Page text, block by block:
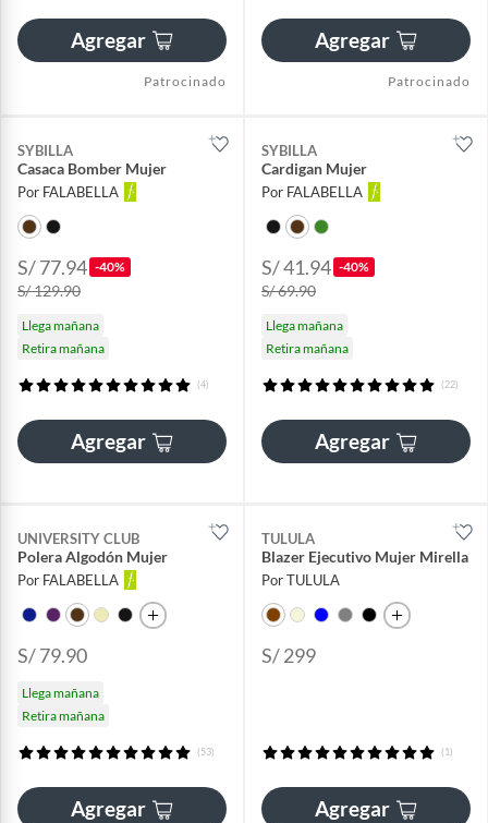
Agregar
Patrocinado
Agregar
Patrocinado
SYBILLA
Casaca Bomber Mujer
Por FALABELLA
S/ 77.94 -40%
S/ 129.90
Llega mañana
Retira mañana
(4)
Agregar
SYBILLA
Cardigan Mujer
Por FALABELLA
S/ 41.94 -40%
S/ 69.90
Llega mañana
Retira mañana
(22)
Agregar
UNIVERSITY CLUB
Polera Algodón Mujer
Por FALABELLA
S/ 79.90
Llega mañana
Retira mañana
(53)
Agregar
TULULA
Blazer Ejecutivo Mujer Mirella
Por TULULA
S/ 299
(1)
Agregar